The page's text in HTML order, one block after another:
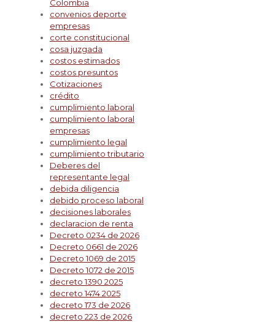
Colombia
convenios deporte
empresas
corte constitucional
cosa juzgada
costos estimados
costos presuntos
Cotizaciones
crédito
cumplimiento laboral
cumplimiento laboral
empresas
cumplimiento legal
cumplimiento tributario
Deberes del
representante legal
debida diligencia
debido proceso laboral
decisiones laborales
declaracion de renta
Decreto 0234 de 2026
Decreto 0661 de 2026
Decreto 1069 de 2015
Decreto 1072 de 2015
decreto 1390 2025
decreto 1474 2025
decreto 173 de 2026
decreto 223 de 2026